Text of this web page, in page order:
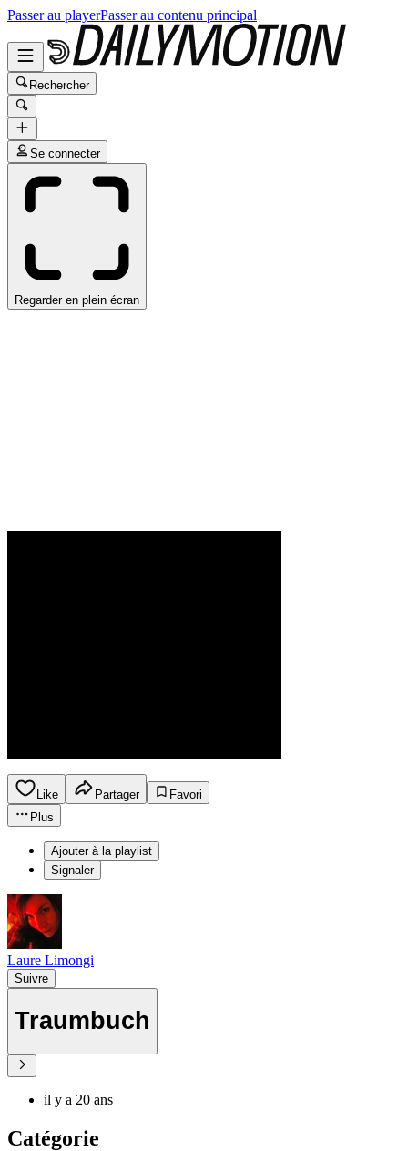
Passer au playerPasser au contenu principal
Rechercher
Se connecter
Regarder en plein écran
Like Partager
Favori
Plus
Ajouter à la playlist
Signaler
Laure Limongi
Suivre
Traumbuch
il y a 20 ans
Catégorie